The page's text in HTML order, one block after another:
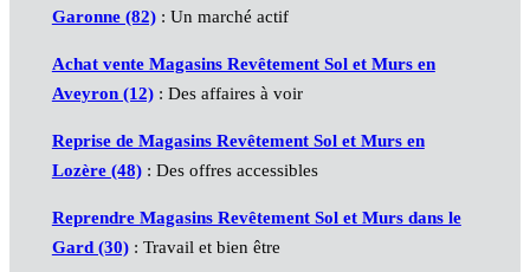
Garonne (82): Un marché actif
Achat vente Magasins Revêtement Sol et Murs en
Aveyron (12): Des affaires à voir
Reprise de Magasins Revêtement Sol et Murs en
Lozère (48): Des offres accessibles
Reprendre Magasins Revêtement Sol et Murs dans le
Gard (30): Travail et bien être